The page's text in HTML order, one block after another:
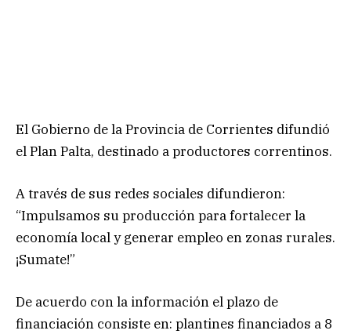
El Gobierno de la Provincia de Corrientes difundió
el Plan Palta, destinado a productores correntinos.
A través de sus redes sociales difundieron:
“Impulsamos su producción para fortalecer la
economía local y generar empleo en zonas rurales.
¡Sumate!”
De acuerdo con la información el plazo de
financiación consiste en: plantines financiados a 8